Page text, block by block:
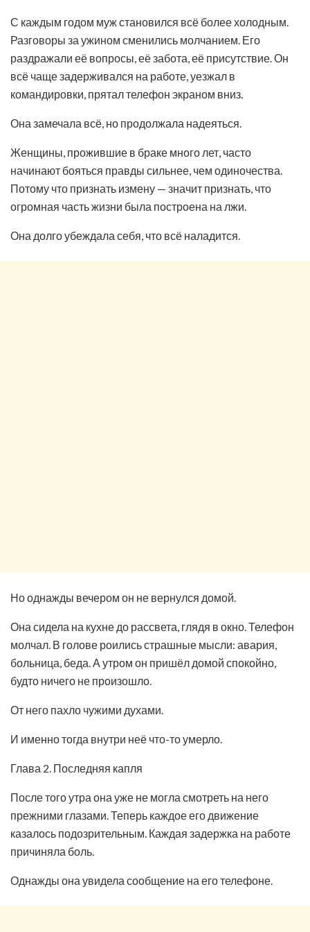
С каждым годом муж становился всё более холодным.
Разговоры за ужином сменились молчанием. Его
раздражали её вопросы, её забота, её присутствие. Он
всё чаще задерживался на работе, уезжал в
командировки, прятал телефон экраном вниз.
Она замечала всё, но продолжала надеяться.
Женщины, прожившие в браке много лет, часто
начинают бояться правды сильнее, чем одиночества.
Потому что признать измену — значит признать, что
огромная часть жизни была построена на лжи.
Она долго убеждала себя, что всё наладится.
Но однажды вечером он не вернулся домой.
Она сидела на кухне до рассвета, глядя в окно. Телефон
молчал. В голове роились страшные мысли: авария,
больница, беда. А утром он пришёл домой спокойно,
будто ничего не произошло.
От него пахло чужими духами.
И именно тогда внутри неё что-то умерло.
Глава 2. Последняя капля
После того утра она уже не могла смотреть на него
прежними глазами. Теперь каждое его движение
казалось подозрительным. Каждая задержка на работе
причиняла боль.
Однажды она увидела сообщение на его телефоне.